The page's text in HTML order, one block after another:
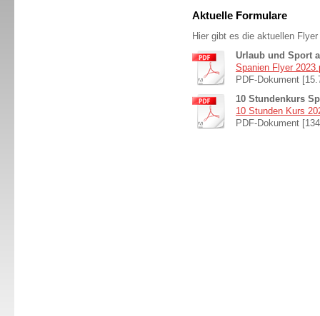
Aktuelle Formulare
Hier gibt es die aktuellen
Urlaub und Sport
Spanien Flyer
PDF-Dokument
10 Stundenkurs
10 Stunden Kurs
PDF-Dokument